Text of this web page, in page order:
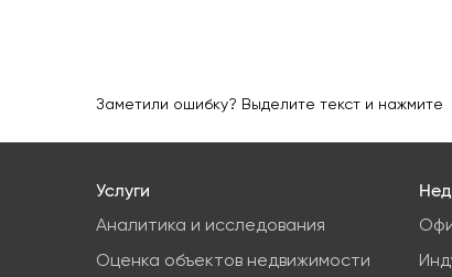
Заметили ошибку? Выделите текст и нажмите
Услуги
Аналитика и исследования
Оценка объектов недвижимости